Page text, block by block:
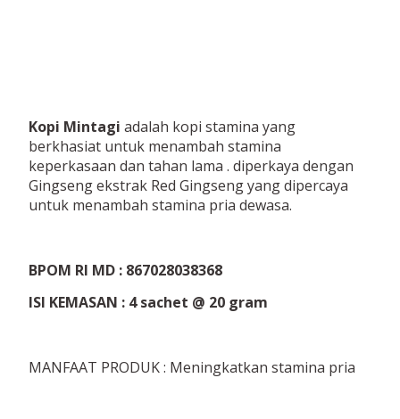
Kopi Mintagi adalah kopi stamina yang
berkhasiat untuk menambah stamina
keperkasaan dan tahan lama . diperkaya dengan
Gingseng ekstrak Red Gingseng yang dipercaya
untuk menambah stamina pria dewasa.
BPOM RI MD : 867028038368
ISI KEMASAN : 4 sachet @ 20 gram
MANFAAT PRODUK : Meningkatkan stamina pria